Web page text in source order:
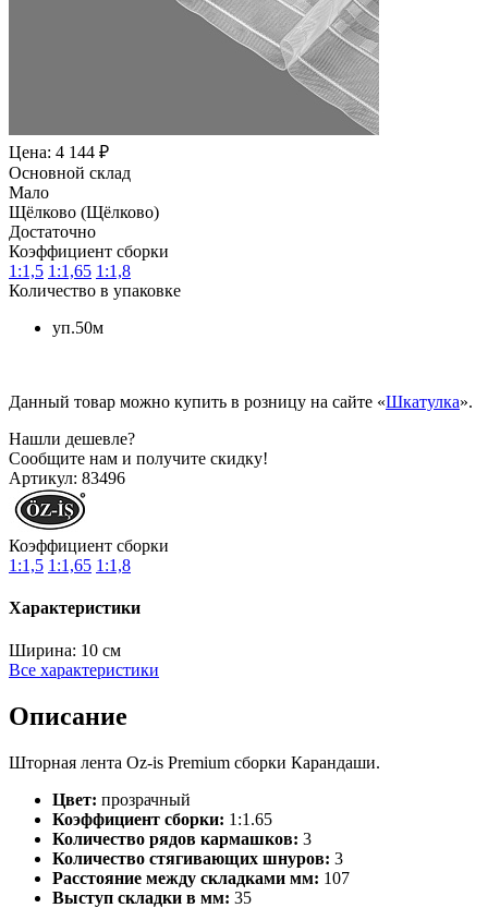
Цена: 4 144 ₽
Основной склад
Мало
Щёлково (Щёлково)
Достаточно
Коэффициент сборки
1:1,5 1:1,65 1:1,8
Количество в упаковке
уп.50м
Данный товар можно купить в розницу на сайте «Шкатулка».
Нашли дешевле?
Сообщите нам и получите скидку!
Артикул: 83496
Коэффициент сборки
1:1,5 1:1,65 1:1,8
Характеристики
Ширина: 10 см
Все характеристики
Описание
Шторная лента Oz-is Premium сборки Карандаши.
Цвет: прозрачный
Коэффициент сборки: 1:1.65
Количество рядов кармашков: 3
Количество стягивающих шнуров: 3
Расстояние между складками мм: 107
Выступ складки в мм: 35